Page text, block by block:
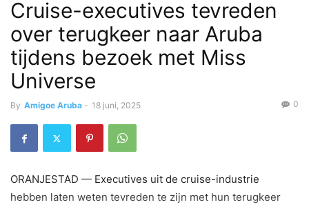
Cruise-executives tevreden
over terugkeer naar Aruba
tijdens bezoek met Miss
Universe
By Amigoe Aruba - 18 juni, 2025 0
ORANJESTAD — Executives uit de cruise-industrie
hebben laten weten tevreden te zijn met hun terugkeer